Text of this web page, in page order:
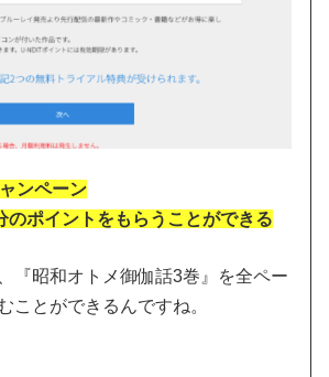
ンペーン
のポイントをもらうことができる
『昭和オトメ御伽話3巻』を全ペー
ことができるんですね。